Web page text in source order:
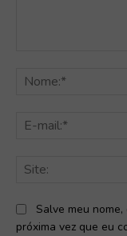
Salve meu
próxima vez que eu